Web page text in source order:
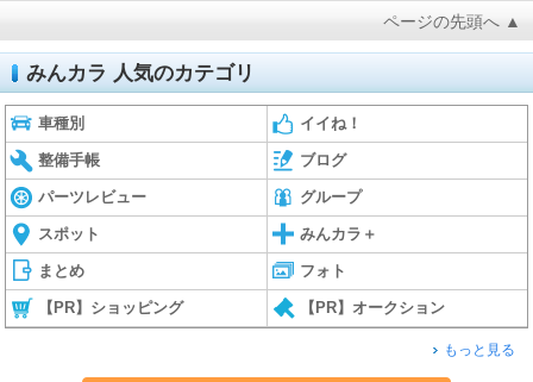
ページの先頭へ ▲
みんカラ 人気のカテゴリ
車種別 イイね！
整備手帳 ブログ
パーツレビュー グループ
スポット みんカラ＋
まとめ フォト
【PR】ショッピング 【PR】オークション
もっと見る